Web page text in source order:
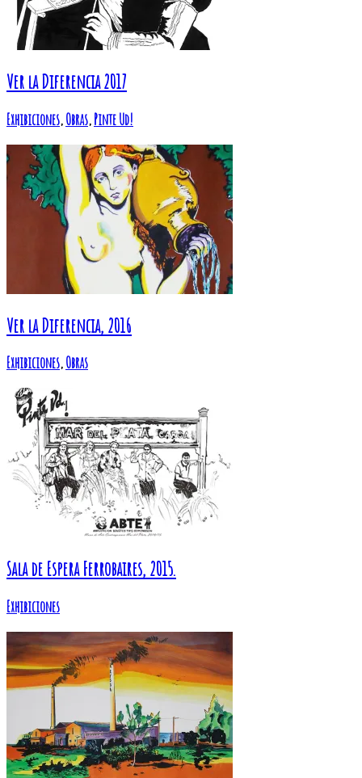
Ver la Diferencia 2017
Exhibiciones,Obras,Pinte Ud!
Ver la Diferencia, 2016
Exhibiciones,Obras
Sala de Espera Ferrobaires, 2015.
Exhibiciones